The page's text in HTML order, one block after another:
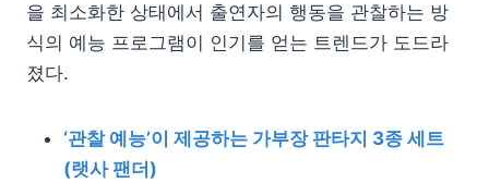
을 최소화한 상태에서 출연자의 행동을 관찰하는 방
식의 예능 프로그램이 인기를 얻는 트렌드가 도드라
졌다.
‘관찰 예능’이 제공하는 가부장 판타지 3종 세트
(랫사 팬더)